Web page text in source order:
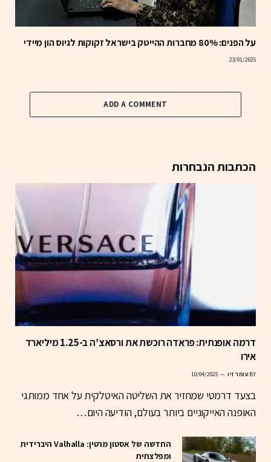
על הפנים: 80% מחברות ההייטק בישראל זקוקות לגיוס הון מיידי
23/01/2025
ADD A COMMENT
הכתבות הנבחרות
דרמה אופנתית: פראדה רוכשת את ורסאצ’ה ב-1.25 מיליארד
אירו
BY עומר זיו 10/04/2025
בצעד דרמטי שמחזיר את השליטה האיטלקית על אחד ממותגי
האופנה האייקוניים ביותר בעולם, הודיעה היום…
החדשה של אסטון מרטין: Valhalla היברידית
ומפלצתית